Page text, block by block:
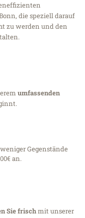
die speziell darauf
zu werden und den
umfassenden
Gegenstände
an.
Sie frischmit unserer